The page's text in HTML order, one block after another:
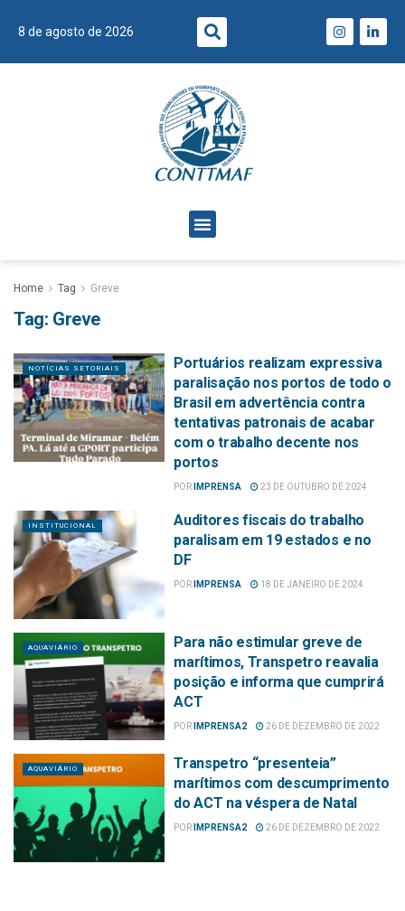
8 de agosto de 2026
Home Tag Greve
Tag: Greve
NOTÍCIAS SETORIAIS
Portuários realizam expressiva
paralisação nos portos de todo o
Brasil em advertência contra
tentativas patronais de acabar
com o trabalho decente nos
portos
POR IMPRENSA 23 DE OUTUBRO DE 2024
INSTITUCIONAL
Auditores fiscais do trabalho
paralisam em 19 estados e no
DF
POR IMPRENSA 18 DE JANEIRO DE 2024
AQUAVIÁRIO
Para não estimular greve de
marítimos, Transpetro reavalia
posição e informa que cumprirá
ACT
POR IMPRENSA2 26 DE DEZEMBRO DE 2022
AQUAVIÁRIO
Transpetro “presenteia”
marítimos com descumprimento
do ACT na véspera de Natal
POR IMPRENSA2 26 DE DEZEMBRO DE 2022